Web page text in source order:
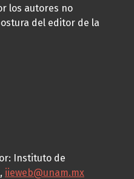
los autores no
del editor de la
Instituto de
iieweb@unam.mx